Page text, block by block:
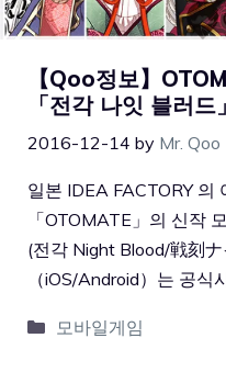
【Qoo정보】
「전각 나잇 블러
2016-12-14 by Mr. Qoo
일본 IDEA FACTORY 의
「OTOMATE」의 신작
(전각 Night Blood/戦刻ナ
（iOS/Android）는 공식
모바일게임